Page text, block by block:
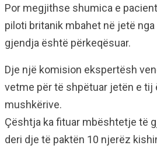
Por megjithse shumica e
piloti britanik mbahet në jetë
gjendja është përkeqësuar.
Dje një komision ekspertësh
vetme për të shpëtuar jetën e tij
mushkërive.
Çështja ka fituar mbështetje të
deri dje të paktën 10 njerëz